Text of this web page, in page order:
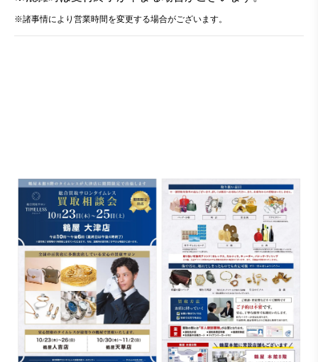
※諸事情により営業時間を変更する場合がございます。